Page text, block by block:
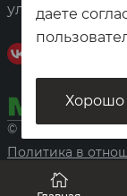
ул. Калинина,
© «Домашние
Политика в
даете
Хорошо